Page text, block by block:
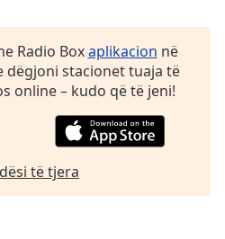
Radio Boxaplikacion në
stacionet tuaja të
online – kudo që të jeni!
të tjera